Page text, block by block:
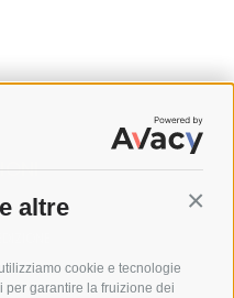
altre
cookie e tecnologie
per garantire la fruizione dei
RESO